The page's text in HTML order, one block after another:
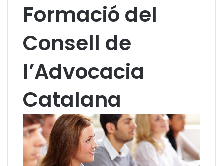
Formació del
Consell de
l’Advocacia
Catalana